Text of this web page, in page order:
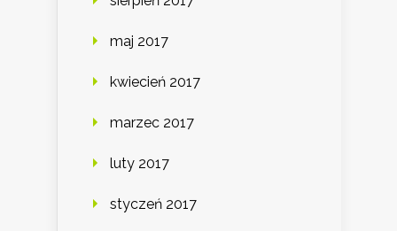
maj 2017
kwiecień 2017
marzec 2017
luty 2017
styczeń 2017